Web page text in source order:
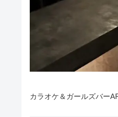
カラオケ＆ガールズバー